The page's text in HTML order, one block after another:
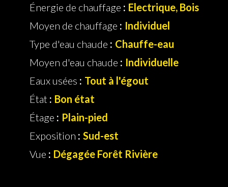
Énergie de chauffage
Electrique, Bois
Moyen de chauffage
Individuel
Type d'eau chaude
Chauffe-eau
Moyen d'eau chaude
Individuelle
Eaux usées
Tout à l'égout
État
Bon état
Étage
Plain-pied
Exposition
Sud-est
Vue
Dégagée Forêt Rivière